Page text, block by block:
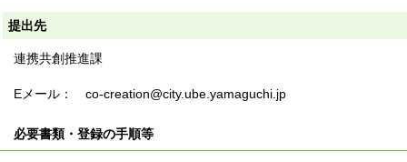
提出先
連携共創推進課
Eメール： co-creation@city.ube.yamaguchi.jp
必要書類・登録の手順等